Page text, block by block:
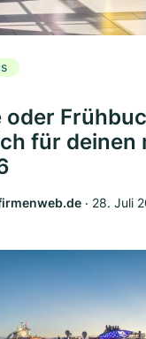
oder
für deinen
‧ 28. Juli